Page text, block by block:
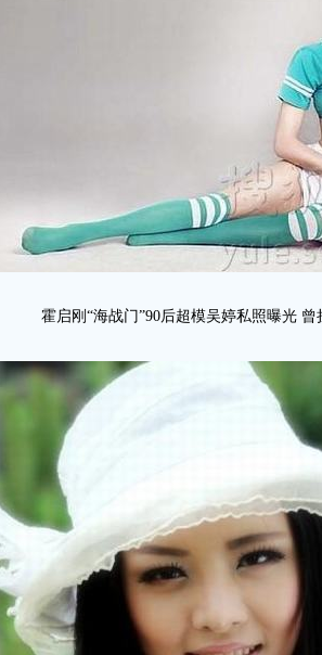
霍启刚“海战门”90后超模吴婷私照曝光 曾